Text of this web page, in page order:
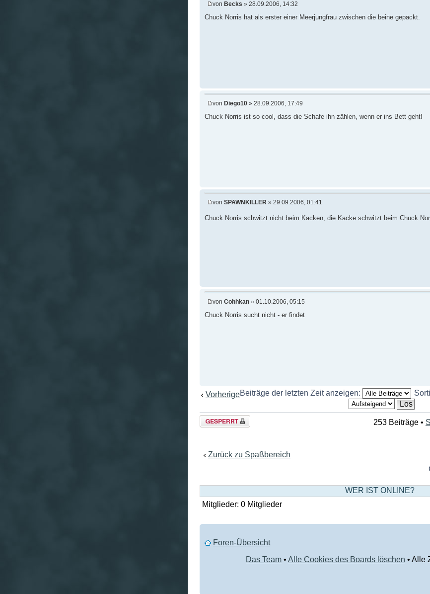
von Becks » 28.09.2006, 14:32
Chuck Norris hat als erster einer Meerjungfrau zwischen die beine gepackt.
von Diego10 » 28.09.2006, 17:49
Chuck Norris ist so cool, dass die Schafe ihn zählen, wenn er ins Bett geht!
von SPAWNKILLER » 29.09.2006, 01:41
Chuck Norris schwitzt nicht beim Kacken, die Kacke schwitzt beim Chuck
von Cohhkan » 01.10.2006, 05:15
Chuck Norris sucht nicht - er findet
VorherigeBeiträge der letzten Zeit anzeigen:
Thema
gesperrt
253 Beiträge •
Zurück zu Spaßbereich
WER IST ONLINE?
Mitglieder: 0 Mitglieder
Foren-Übersicht
Das Team • Alle Cookies des Boards löschen • Alle